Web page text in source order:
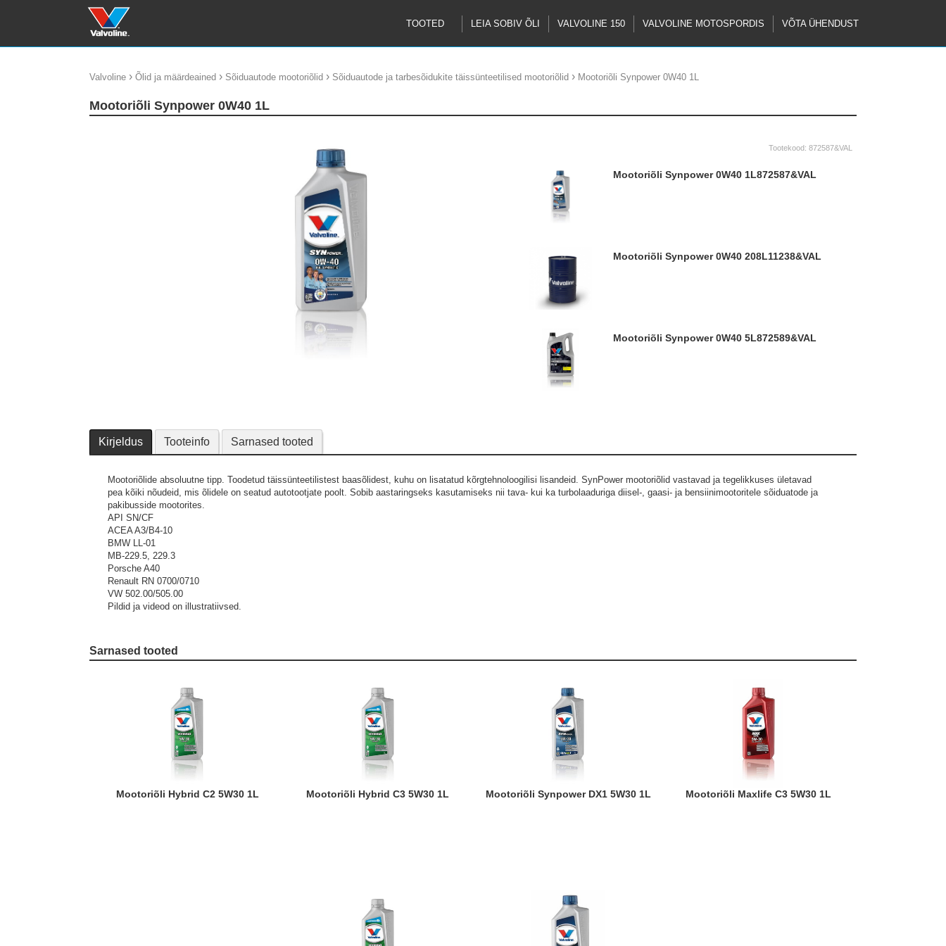
TOOTED LEIA SOBIV ÕLI VALVOLINE 150 VALVOLINE MOTOSPORDIS VÕTA ÜHENDUST
Valvoline › Õlid ja määrdeained › Sõiduautode mootoriõlid › Sõiduautode ja tarbesõidukite täissünteetilised mootoriõlid › Mootoriõli Synpower 0W40 1L
Mootoriõli Synpower 0W40 1L
Tootekood: 872587&VAL
Mootoriõli Synpower 0W40 1L872587&VAL
Mootoriõli Synpower 0W40 208L11238&VAL
Mootoriõli Synpower 0W40 5L872589&VAL
Kirjeldus Tooteinfo Sarnased tooted
Mootoriõlide absoluutne tipp. Toodetud täissünteetilistest baasõlidest, kuhu on lisatatud kõrgtehnoloogilisi lisandeid. SynPower mootoriõlid vastavad ja tegelikkuses ületavad
pea kõiki nõudeid, mis õlidele on seatud autotootjate poolt. Sobib aastaringseks kasutamiseks nii tava- kui ka turbolaaduriga diisel-, gaasi- ja bensiinimootoritele sõiduatode ja
pakibusside mootorites.
API SN/CF
ACEA A3/B4-10
BMW LL-01
MB-229.5, 229.3
Porsche A40
Renault RN 0700/0710
VW 502.00/505.00
Pildid ja videod on illustratiivsed.
Sarnased tooted
Mootoriõli Hybrid C2 5W30 1L Mootoriõli Hybrid C3 5W30 1L Mootoriõli Synpower DX1 5W30 1L Mootoriõli Maxlife C3 5W30 1L